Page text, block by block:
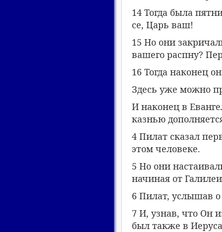
14 Тогда была
се, Царь ваш!
15 Но они
вашего распну?
16 Тогда наконец
Здесь уже можно
И наконец в
казнью
4 Пилат сказал
этом человеке.
5 Но они
начиная от
6 Пилат, услышав о
7 И, узнав, что Он
был также в